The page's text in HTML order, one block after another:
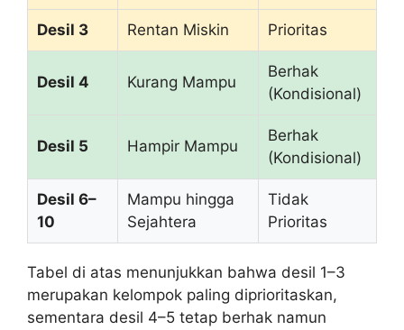
Desil 3 Rentan Miskin Prioritas
Desil 4 Kurang Mampu
Berhak
(Kondisional)
Desil 5 Hampir Mampu
Berhak
(Kondisional)
Desil 6–
10
Mampu hingga
Sejahtera
Tidak
Prioritas
Tabel di atas menunjukkan bahwa desil 1–3
merupakan kelompok paling diprioritaskan,
sementara desil 4–5 tetap berhak namun